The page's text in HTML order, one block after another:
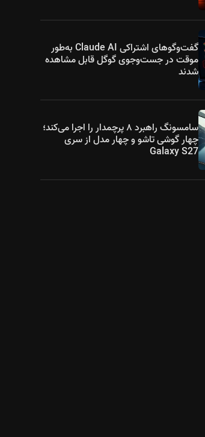
گفت‌وگوهای اشتراکی Claude AI به‌طور
موقت در جست‌وجوی گوگل قابل مشاهده
شدند
سامسونگ راهبرد ۸ پرچمدار را اجرا می‌کند؛
چهار گوشی تاشو و چهار مدل از سری
Galaxy S27